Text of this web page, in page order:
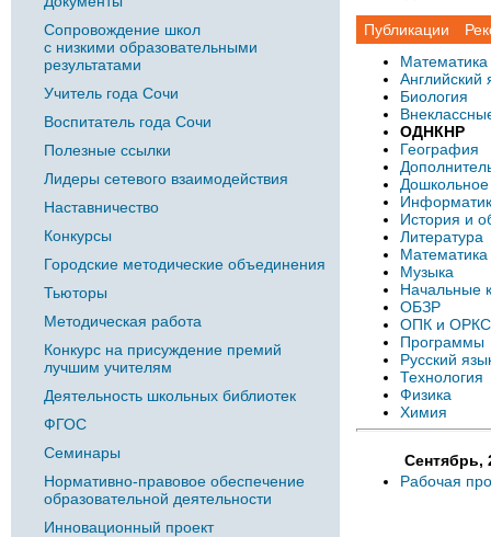
Сопровождение школ
с низкими образовательными
результатами
Учитель года Сочи
Воспитатель года Сочи
Полезные ссылки
Лидеры сетевого взаимодействия
Наставничество
Конкурсы
Городские методические объединения
Тьюторы
Методическая работа
Конкурс на присуждение премий
лучшим учителям
Деятельность школьных библиотек
ФГОС
Семинары
Нормативно-правовое обеспечение
образовательной деятельности
Инновационный проект
Публикации
Математика
Английский
Биология
ОДНКНР
География
История и
Литература
Математика
Музыка
Начальные
ОБЗР
ОПК и
Программы
Русский
Технология
Физика
Химия
Сентябрь,
Рабочая